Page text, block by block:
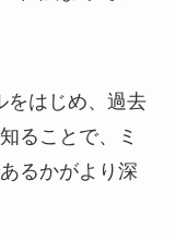
をはじめ、過去
ることで、ミ
るかがより深